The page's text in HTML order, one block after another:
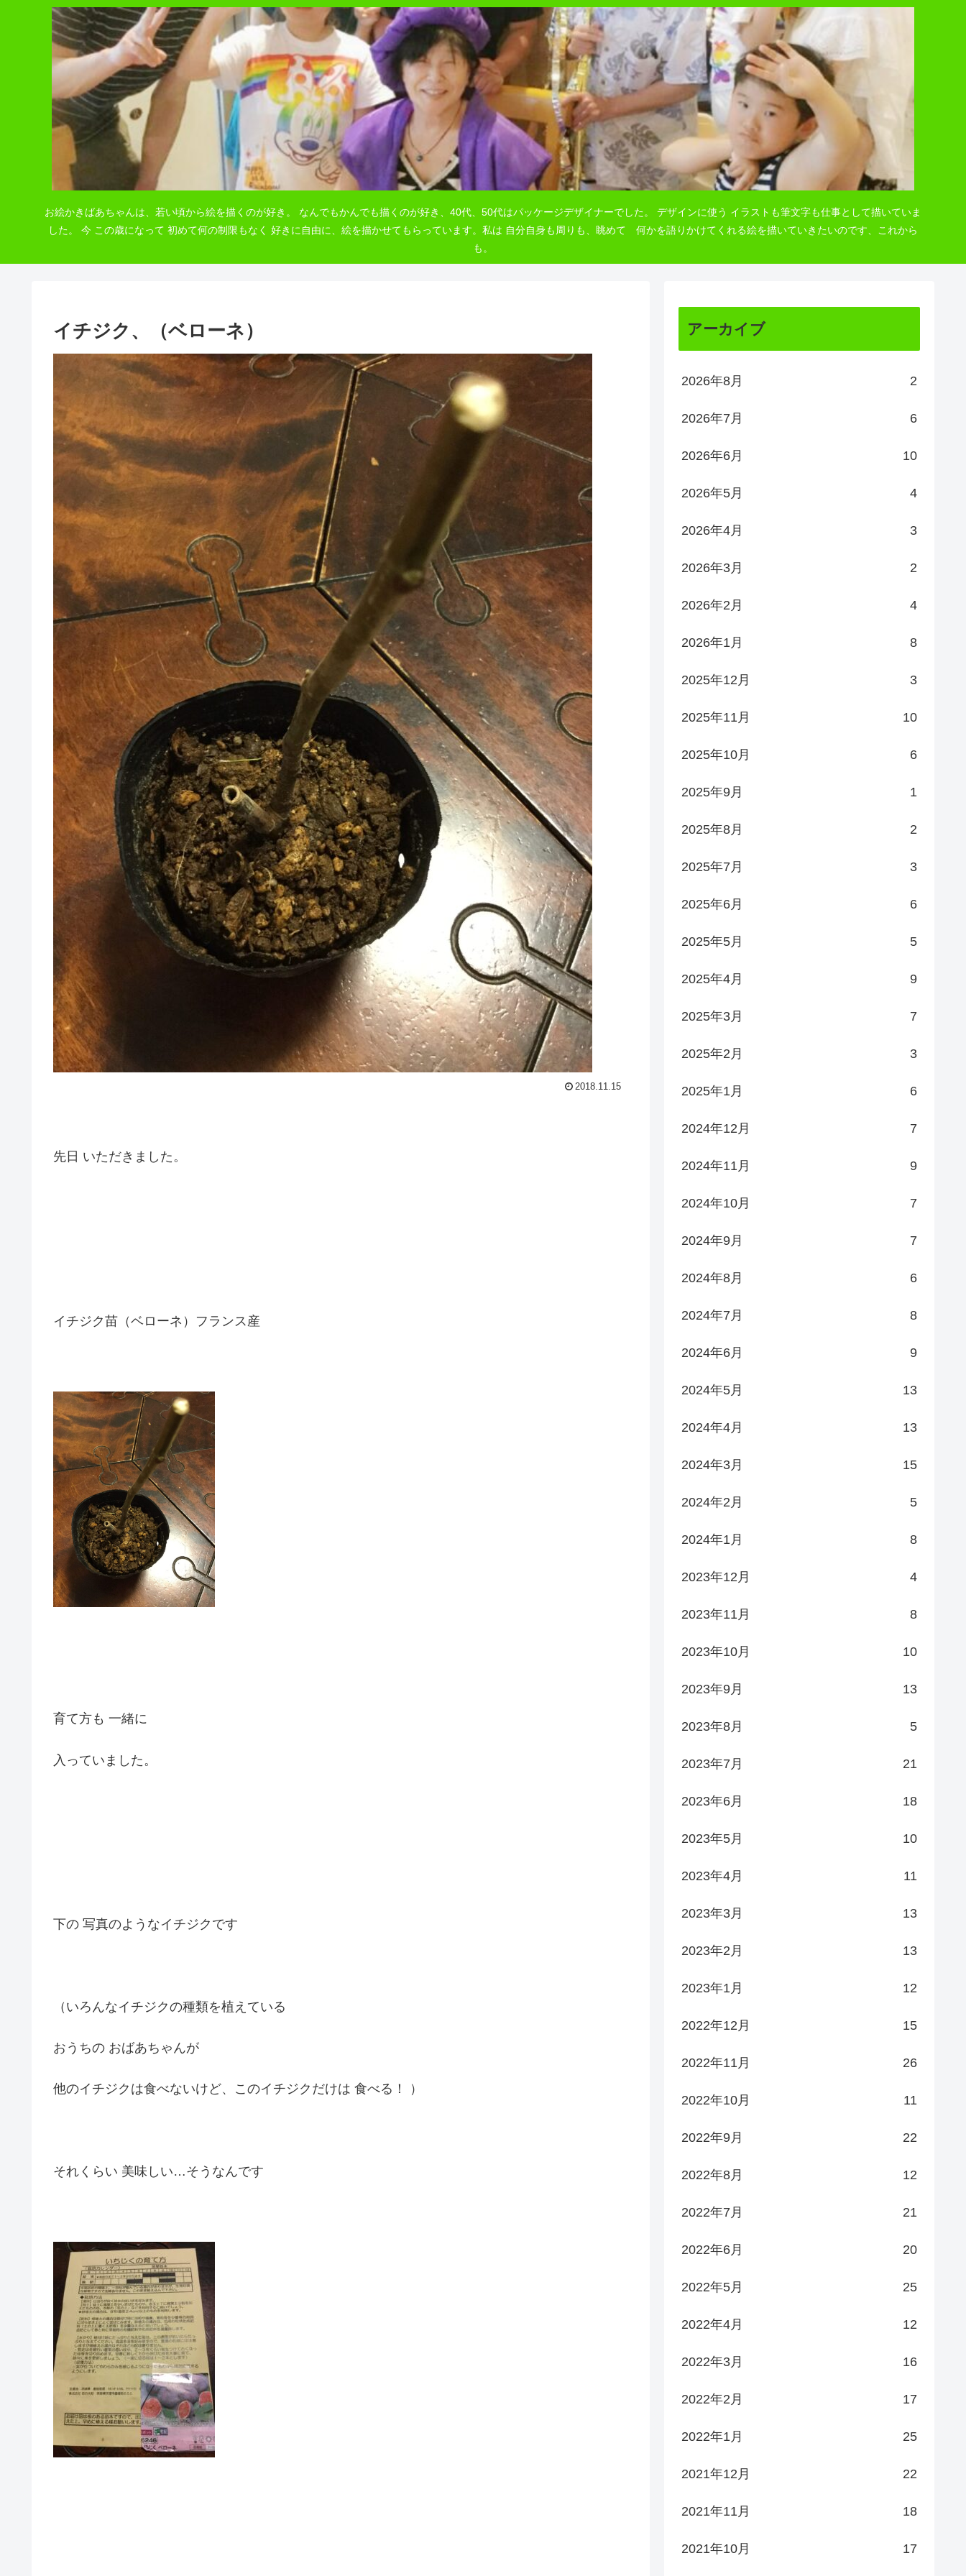
お絵かきばあちゃんは、若い頃から絵を描くのが好き。 なんでもかんでも描くのが好き、40代、50代はパッケージデザイナーでした。 デザインに使う イラストも筆文字も仕事として描いていま
した。 今 この歳になって 初めて何の制限もなく 好きに自由に、絵を描かせてもらっています。私は 自分自身も周りも、眺めて 何かを語りかけてくれる絵を描いていきたいのです、これから
も。
イチジク、（ベローネ）
2018.11.15
先日 いただきました。
イチジク苗（ベローネ）フランス産
育て方も 一緒に
入っていました。
下の 写真のようなイチジクです
（いろんなイチジクの種類を植えている
おうちの おばあちゃんが
他のイチジクは食べないけど、このイチジクだけは 食べる！ ）
それくらい 美味しい…そうなんです
アーカイブ
2026年8月 2
2026年7月 6
2026年6月 10
2026年5月 4
2026年4月 3
2026年3月 2
2026年2月 4
2026年1月 8
2025年12月 3
2025年11月 10
2025年10月 6
2025年9月 1
2025年8月 2
2025年7月 3
2025年6月 6
2025年5月 5
2025年4月 9
2025年3月 7
2025年2月 3
2025年1月 6
2024年12月 7
2024年11月 9
2024年10月 7
2024年9月 7
2024年8月 6
2024年7月 8
2024年6月 9
2024年5月 13
2024年4月 13
2024年3月 15
2024年2月 5
2024年1月 8
2023年12月 4
2023年11月 8
2023年10月 10
2023年9月 13
2023年8月 5
2023年7月 21
2023年6月 18
2023年5月 10
2023年4月 11
2023年3月 13
2023年2月 13
2023年1月 12
2022年12月 15
2022年11月 26
2022年10月 11
2022年9月 22
2022年8月 12
2022年7月 21
2022年6月 20
2022年5月 25
2022年4月 12
2022年3月 16
2022年2月 17
2022年1月 25
2021年12月 22
2021年11月 18
2021年10月 17